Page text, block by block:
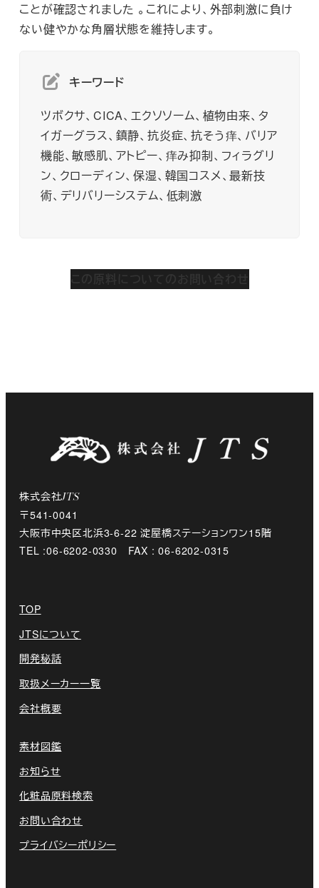
ことが確認されました 。これにより、外部刺激に負け
ない健やかな角層状態を維持します。
キーワード
ツボクサ、CICA、エクソソーム、植物由来、タ
イガーグラス、鎮静、抗炎症、抗そう痒、バリア
機能、敏感肌、アトピー、痒み抑制、フィラグリ
ン、クローディン、保湿、韓国コスメ、最新技
術、デリバリーシステム、低刺激
株式会社JTS
〒541-0041
大阪市中央区北浜3-6-22 淀屋橋ステーションワン15階
TEL :06-6202-0330 FAX : 06-6202-0315
TOP
JTSについて
開発秘話
取扱メーカー一覧
会社概要
素材図鑑
お知らせ
化粧品原料検索
お問い合わせ
プライバシーポリシー